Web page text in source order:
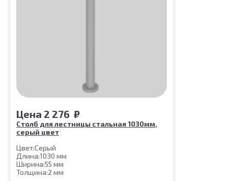
Цена 2 276 ₽
Столб для лестницы стальная 1030мм,
серый цвет
Цвет:Серый
Длина:1030 мм
Ширина:55 мм
Толщина:2 мм